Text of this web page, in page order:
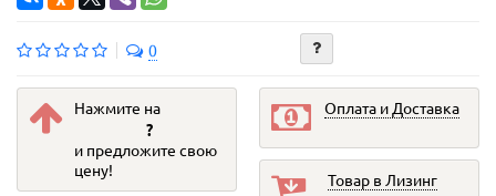
0
Нажмите на
?
и предложите свою
цену!
Оплата и Доставка
Товар в Лизинг